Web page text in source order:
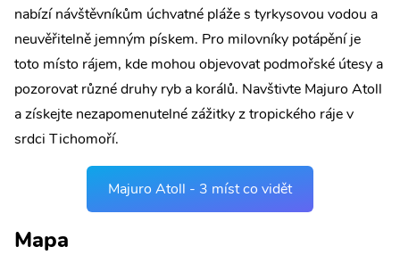
nabízí návštěvníkům úchvatné pláže s tyrkysovou vodou a
neuvěřitelně jemným pískem. Pro milovníky potápění je
toto místo rájem, kde mohou objevovat podmořské útesy a
pozorovat různé druhy ryb a korálů. Navštivte Majuro Atoll
a získejte nezapomenutelné zážitky z tropického ráje v
srdci Tichomoří.
Majuro Atoll - 3 míst co vidět
Mapa